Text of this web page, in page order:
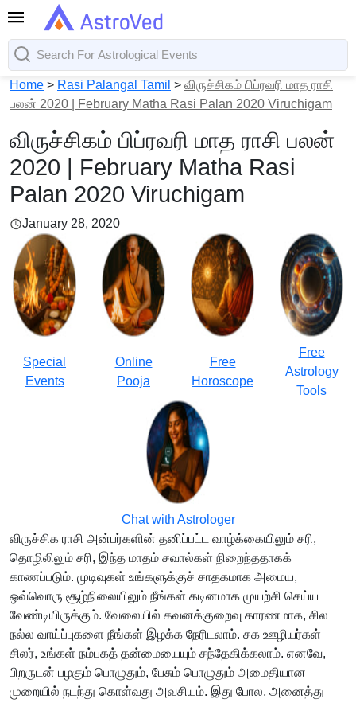
Home > Rasi Palangal Tamil > விருச்சிகம் பிப்ரவரி மாத ராசி
பலன் 2020 | February Matha Rasi Palan 2020 Viruchigam
விருச்சிகம் பிப்ரவரி மாத ராசி பலன்
2020 | February Matha Rasi
Palan 2020 Viruchigam
January 28, 2020
Special
Events
Online
Pooja
Free
Horoscope
Free
Astrology
Tools
Chat with Astrologer
விருச்சிக ராசி அன்பர்களின் தனிப்பட்ட வாழ்க்கையிலும் சரி,
தொழிலிலும் சரி, இந்த மாதம் சவால்கள் நிறைந்ததாகக்
காணப்படும். முடிவுகள் உங்களுக்குச் சாதகமாக அமைய,
ஒவ்வொரு சூழ்நிலையிலும் நீங்கள் கடினமாக முயற்சி செய்ய
வேண்டியிருக்கும். வேலையில் கவனக்குறைவு காரணமாக, சில
நல்ல வாய்ப்புகளை நீங்கள் இழக்க நேரிடலாம். சக ஊழியர்கள்
சிலர், உங்கள் நம்பகத் தன்மையையும் சந்தேகிக்கலாம். எனவே,
பிறருடன் பழகும் பொழுதும், பேசும் பொழுதும் அமைதியான
முறையில் நடந்து கொள்வது அவசியம். இது போல, அனைத்து